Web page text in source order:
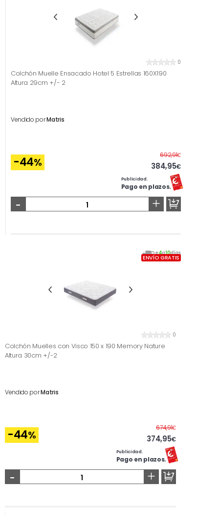
0
Colchón Muelle Ensacado Hotel 5 Estrellas 160X190
Altura 29cm +/- 2
Vendido porMatris
-44%
692,91€Antes
384,95€
Publicidad.
Pago en plazos.
- +
De4a10días
ENVÍO GRATIS
0
Colchón Muelles con Visco 150 x 190 Memory Nature
Altura 30cm +/-2
Vendido porMatris
-44%
674,91€Antes
374,95€
Publicidad.
Pago en plazos.
- +